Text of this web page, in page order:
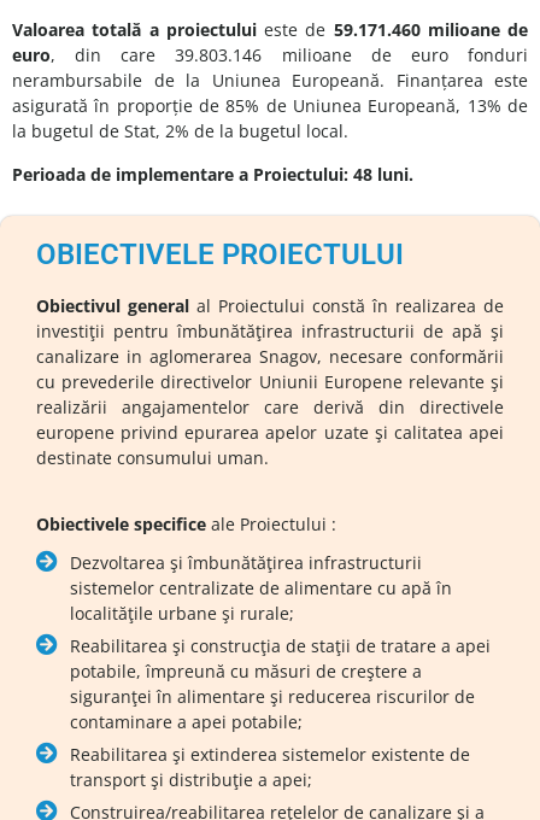
Valoarea totală a proiectuluieste de 59.171.460 milioane de
euro, din care 39.803.146 milioane de euro fonduri
nerambursabile de la Uniunea Europeană. Finanțarea este
asigurată în proporție de 85% de Uniunea Europeană, 13% de
la bugetul de Stat, 2% de la bugetul local.
Perioada de implementare a Proiectului: 48 luni.
OBIECTIVELE PROIECTULUI
Obiectivul general al Proiectului constă în realizarea de
investiţii pentru îmbunătăţirea infrastructurii de apă şi
canalizare in aglomerarea Snagov, necesare conformării
cu prevederile directivelor Uniunii Europene relevante şi
realizării angajamentelor care derivă din directivele
europene privind epurarea apelor uzate şi calitatea apei
destinate consumului uman.
Obiectivele specifice ale Proiectului :
Dezvoltarea şi îmbunătăţirea infrastructurii
sistemelor centralizate de alimentare cu apă în
localităţile urbane şi rurale;
Reabilitarea şi construcţia de staţii de tratare a apei
potabile, împreună cu măsuri de creştere a
siguranţei în alimentare şi reducerea riscurilor de
contaminare a apei potabile;
Reabilitarea şi extinderea sistemelor existente de
transport şi distribuţie a apei;
Construirea/reabilitarea reţelelor de canalizare şi a